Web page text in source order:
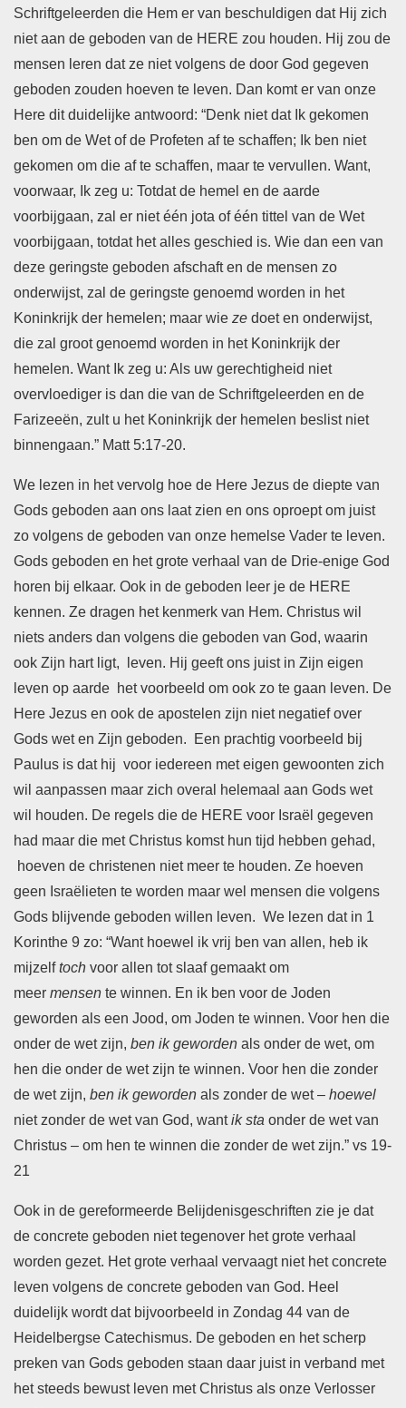
Schriftgeleerden die Hem er van beschuldigen dat Hij zich
niet aan de geboden van de HERE zou houden. Hij zou de
mensen leren dat ze niet volgens de door God gegeven
geboden zouden hoeven te leven. Dan komt er van onze
Here dit duidelijke antwoord: “Denk niet dat Ik gekomen
ben om de Wet of de Profeten af te schaffen; Ik ben niet
gekomen om die af te schaffen, maar te vervullen. Want,
voorwaar, Ik zeg u: Totdat de hemel en de aarde
voorbijgaan, zal er niet één jota of één tittel van de Wet
voorbijgaan, totdat het alles geschied is. Wie dan een van
deze geringste geboden afschaft en de mensen zo
onderwijst, zal de geringste genoemd worden in het
Koninkrijk der hemelen; maar wie ze doet en onderwijst,
die zal groot genoemd worden in het Koninkrijk der
hemelen. Want Ik zeg u: Als uw ​gerechtigheid​ niet
overvloediger is dan die van de ​Schriftgeleerden​ en de
Farizeeën, zult u het Koninkrijk der hemelen beslist niet
binnengaan.” Matt 5:17-20.
We lezen in het vervolg hoe de Here Jezus de diepte van
Gods geboden aan ons laat zien en ons oproept om juist
zo volgens de geboden van onze hemelse Vader te leven.
Gods geboden en het grote verhaal van de Drie-enige God
horen bij elkaar. Ook in de geboden leer je de HERE
kennen. Ze dragen het kenmerk van Hem. Christus wil
niets anders dan volgens die geboden van God, waarin
ook Zijn hart ligt, leven. Hij geeft ons juist in Zijn eigen
leven op aarde het voorbeeld om ook zo te gaan leven. De
Here Jezus en ook de apostelen zijn niet negatief over
Gods wet en Zijn geboden. Een prachtig voorbeeld bij
Paulus is dat hij voor iedereen met eigen gewoonten zich
wil aanpassen maar zich overal helemaal aan Gods wet
wil houden. De regels die de HERE voor Israël gegeven
had maar die met Christus komst hun tijd hebben gehad,
hoeven de christenen niet meer te houden. Ze hoeven
geen Israëlieten te worden maar wel mensen die volgens
Gods blijvende geboden willen leven. We lezen dat in 1
Korinthe 9 zo: “Want hoewel ik vrij ben van allen, heb ik
mijzelftoch voor allen tot ​slaaf​ gemaakt om
meer mensen te winnen. En ik ben voor de ​Joden​
geworden als een ​Jood, om ​Joden​ te winnen. Voor hen die
onder de wet zijn, ben ik geworden als onder de wet, om
hen die onder de wet zijn te winnen. Voor hen die zonder
de wet zijn, ben ik geworden als zonder de wet – hoewel
niet zonder de wet van God, wantik sta onder de wet van ​
Christus​ – om hen te winnen die zonder de wet zijn.” vs 19-
21
Ook in de gereformeerde Belijdenisgeschriften zie je dat
de concrete geboden niet tegenover het grote verhaal
worden gezet. Het grote verhaal vervaagt niet het concrete
leven volgens de concrete geboden van God. Heel
duidelijk wordt dat bijvoorbeeld in Zondag 44 van de
Heidelbergse Catechismus. De geboden en het scherp
preken van Gods geboden staan daar juist in verband met
het steeds bewust leven met Christus als onze Verlosser